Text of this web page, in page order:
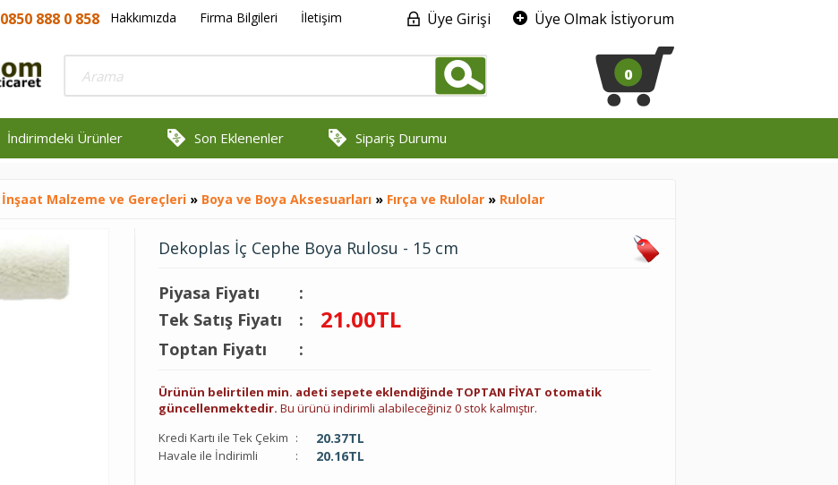
0850 888 0 858 Hakkımızda Firma Bilgileri İletişim Üye Girişi Üye Olmak İstiyorum
0
İndirimdeki Ürünler Son Eklenenler Sipariş Durumu
İnşaat Malzeme ve Gereçleri» Boya ve Boya Aksesuarları» Fırça ve Rulolar» Rulolar
Dekoplas İç Cephe Boya Rulosu - 15 cm
Piyasa Fiyatı
:
Tek Satış Fiyatı
: 21.00TL
Toptan Fiyatı :
Ürünün belirtilen min. adeti sepete eklendiğinde TOPTAN FİYAT otomatik
güncellenmektedir. Bu ürünü indirimli alabileceğiniz 0 stok kalmıştır.
Kredi Kartı ile Tek Çekim : 20.37TL
Havale ile İndirimli : 20.16TL